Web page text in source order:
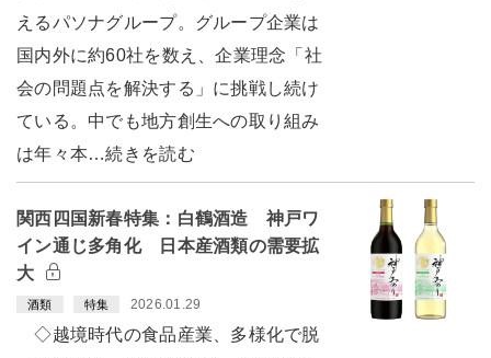
えるパソナグループ。グループ企業は
国内外に約60社を数え、企業理念「社
会の問題点を解決する」に挑戦し続け
ている。中でも地方創生への取り組み
は年々本…続きを読む
関西四国新春特集：白鶴酒造 神戸ワ
イン通じ多角化 日本産酒類の需要拡
大
酒類 特集 2026.01.29
◇越境時代の食品産業、多様化で脱